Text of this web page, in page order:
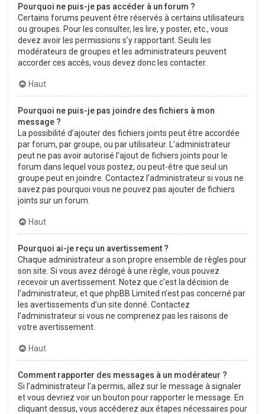
Pourquoi ne puis-je pas accéder à un forum ?
Certains forums peuvent être réservés à certains utilisateurs
ou groupes. Pour les consulter, les lire, y poster, etc., vous
devez avoir les permissions s’y rapportant. Seuls les
modérateurs de groupes et les administrateurs peuvent
accorder ces accès, vous devez donc les contacter.
Haut
Pourquoi ne puis-je pas joindre des fichiers à mon
message ?
La possibilité d’ajouter des fichiers joints peut être accordée
par forum, par groupe, ou par utilisateur. L’administrateur
peut ne pas avoir autorisé l’ajout de fichiers joints pour le
forum dans lequel vous postez, ou peut-être que seul un
groupe peut en joindre. Contactez l’administrateur si vous ne
savez pas pourquoi vous ne pouvez pas ajouter de fichiers
joints sur un forum.
Haut
Pourquoi ai-je reçu un avertissement ?
Chaque administrateur a son propre ensemble de règles pour
son site. Si vous avez dérogé à une règle, vous pouvez
recevoir un avertissement. Notez que c’est la décision de
l’administrateur, et que phpBB Limited n’est pas concerné par
les avertissements d’un site donné. Contactez
l’administrateur si vous ne comprenez pas les raisons de
votre avertissement.
Haut
Comment rapporter des messages à un modérateur ?
Si l’administrateur l’a permis, allez sur le message à signaler
et vous devriez voir un bouton pour rapporter le message. En
cliquant dessus, vous accéderez aux étapes nécessaires pour